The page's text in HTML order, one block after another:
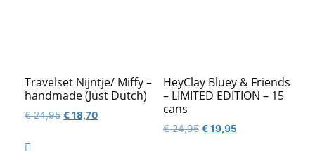
Travelset Nijntje/ Miffy –
handmade (Just Dutch)
€24,95 Oorspronkelijke
€18,70Huidige

HeyClay Bluey & Friends
– LIMITED EDITION – 15
cans
€24,95 Oorspronkelijke
€19,95Huidige